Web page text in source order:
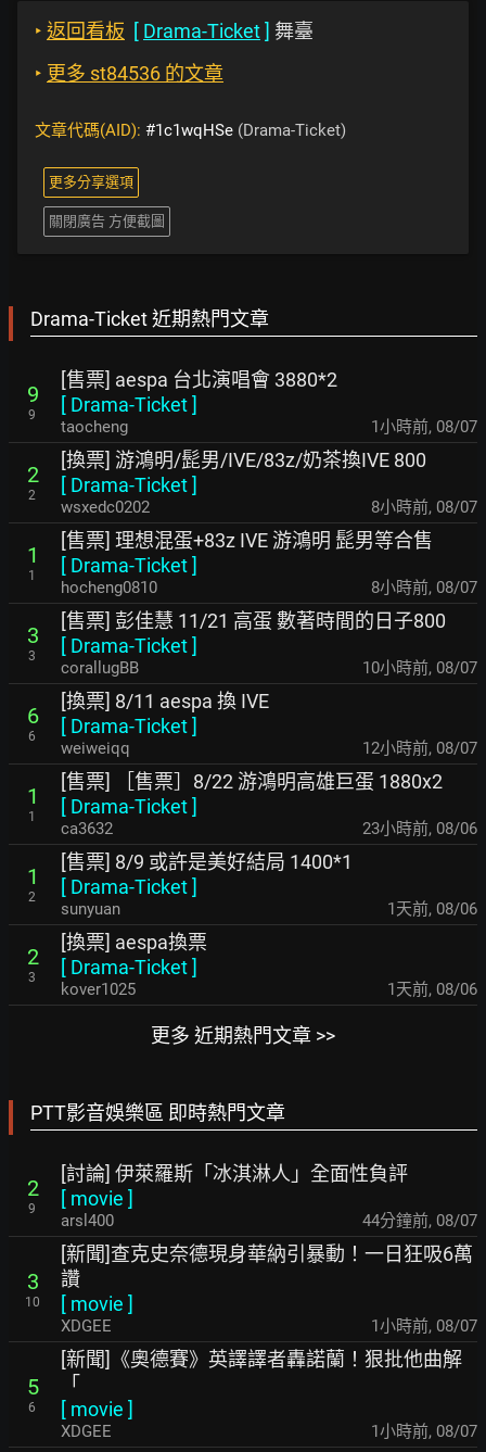
‣ 返回看板 [ Drama-Ticket] 舞臺
‣ 更多 st84536 的文章
文章代碼(AID): #1c1wqHSe (Drama-Ticket)
更多分享選項
關閉廣告 方便截圖
Drama-Ticket 近期熱門文章
9
9
[售票] aespa 台北演唱會 3880*2
[ Drama-Ticket]
taocheng 1小時前, 08/07
2
2
[換票] 游鴻明/髭男/IVE/83z/奶茶換IVE 800
[ Drama-Ticket]
wsxedc0202 8小時前, 08/07
1
1
[售票] 理想混蛋+83z IVE 游鴻明 髭男等合售
[ Drama-Ticket]
hocheng0810 8小時前, 08/07
3
3
[售票] 彭佳慧 11/21 高蛋 數著時間的日子800
[ Drama-Ticket]
corallugBB 10小時前, 08/07
6
6
[換票] 8/11 aespa 換 IVE
[ Drama-Ticket]
weiweiqq 12小時前, 08/07
1
1
[售票] ［售票］8/22 游鴻明高雄巨蛋 1880x2
[ Drama-Ticket]
ca3632 23小時前, 08/06
1
2
[售票] 8/9 或許是美好結局 1400*1
[ Drama-Ticket]
sunyuan 1天前, 08/06
2
3
[換票] aespa換票
[ Drama-Ticket]
kover1025 1天前, 08/06
更多 近期熱門文章 >>
PTT影音娛樂區 即時熱門文章
2
9
[討論] 伊萊羅斯「冰淇淋人」全面性負評
[ movie ]
arsl400 44分鐘前, 08/07
3
10
[新聞]查克史奈德現身華納引暴動！一日狂吸6萬
讚
[ movie ]
XDGEE 1小時前, 08/07
5
6
[新聞]《奧德賽》英譯譯者轟諾蘭！狠批他曲解
「
[ movie ]
XDGEE 1小時前, 08/07